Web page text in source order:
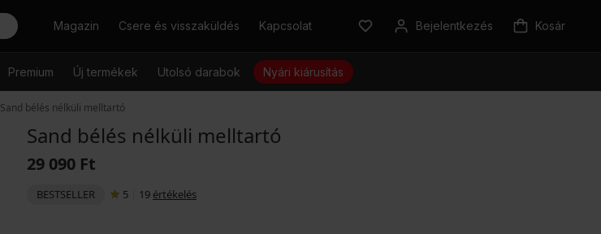
KeresésMagazin Csere és visszaküldés Kapcsolat Bejelentkezés Kosár
Premium Új termékek Utolsó darabok Nyári kiárusítás
Sand bélés nélküli melltartó
Sand bélés nélküli melltartó
29 090 Ft
BESTSELLER 5 19 értékelés